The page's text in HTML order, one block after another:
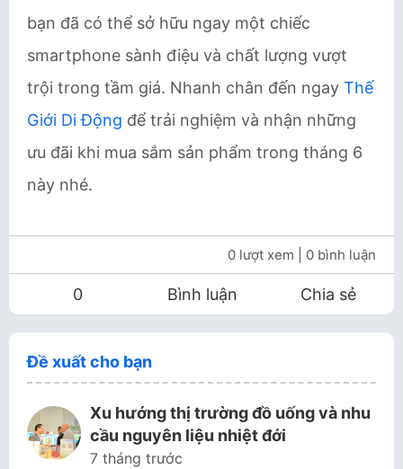
bạn đã có thể sở hữu ngay một chiếc
smartphone sành điệu và chất lượng vượt
trội trong tầm giá. Nhanh chân đến ngay Thế
Giới Di Động để trải nghiệm và nhận những
ưu đãi khi mua sắm sản phẩm trong tháng 6
này nhé.
0 lượt xem | 0 bình luận
0 Bình luận Chia sẻ
Đề xuất cho bạn
Xu hướng thị trường đồ uống và nhu
cầu nguyên liệu nhiệt đới
7 tháng trước